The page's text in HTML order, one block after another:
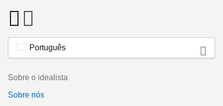
Português
Footer
Sobre o idealista
Sobre nós